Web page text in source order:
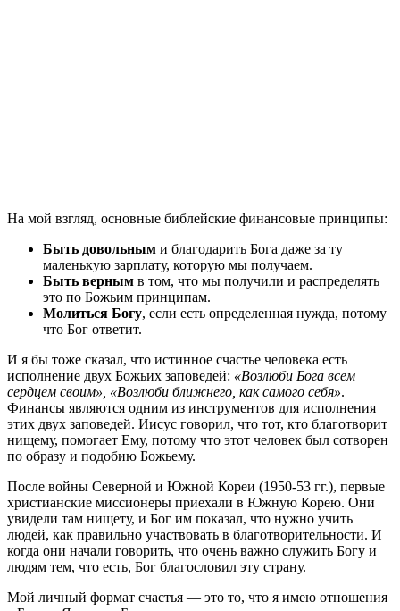
На мой взгляд, основные библейские финансовые принципы:
Быть довольным и благодарить Бога даже за ту
маленькую зарплату, которую мы получаем.
Быть верным в том, что мы получили и распределять
это по Божьим принципам.
Молиться Богу, если есть определенная нужда, потому
что Бог ответит.
И я бы тоже сказал, что истинное счастье человека есть
исполнение двух Божьих заповедей: «Возлюби Бога всем
сердцем своим», «Возлюби ближнего, как самого себя».
Финансы являются одним из инструментов для исполнения
этих двух заповедей. Иисус говорил, что тот, кто благотворит
нищему, помогает Ему, потому что этот человек был сотворен
по образу и подобию Божьему.
После войны Северной и Южной Кореи (1950-53 гг.), первые
христианские миссионеры приехали в Южную Корею. Они
увидели там нищету, и Бог им показал, что нужно учить
людей, как правильно участвовать в благотворительности. И
когда они начали говорить, что очень важно служить Богу и
людям тем, что есть, Бог благословил эту страну.
Мой личный формат счастья — это то, что я имею отношения